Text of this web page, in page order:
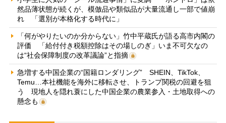
然品薄状態が続くが、模倣品や類似品が大量流通し一部で値崩
れ 「選別が本格化する時代に」
「何がやりたいのか分からない」竹中平蔵氏が語る高市内閣の
評価 「給付付き税額控除はその場しのぎ」いま不可欠なの
は“社会保障制度の改革議論”と指摘
急増する中国企業の“国籍ロンダリング” SHEIN、TikTok、
Temu…本社機能を海外に移転させ、トランプ関税の回避を狙
う 現地人を隠れ蓑にした中国企業の農業参入・土地取得への
懸念も